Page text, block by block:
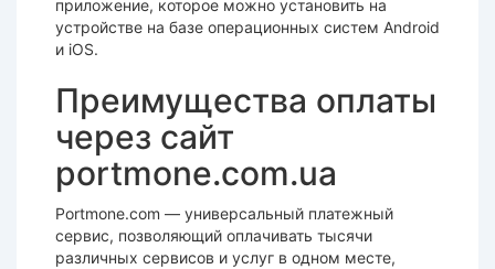
приложение, которое можно установить на
устройстве на базе операционных систем Android
и iOS.
Преимущества оплаты
через сайт
portmone.com.ua
Portmone.com — универсальный платежный
сервис, позволяющий оплачивать тысячи
различных сервисов и услуг в одном месте,